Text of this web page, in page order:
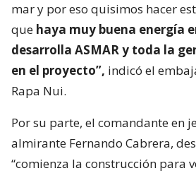
mar y por eso quisimos hacer
que haya muy buena energía
desarrolla ASMAR y toda la
en el proyecto”, indicó el
Rapa Nui.
Por su parte, el comandante en
almirante Fernando Cabrera,
“comienza la construcción para